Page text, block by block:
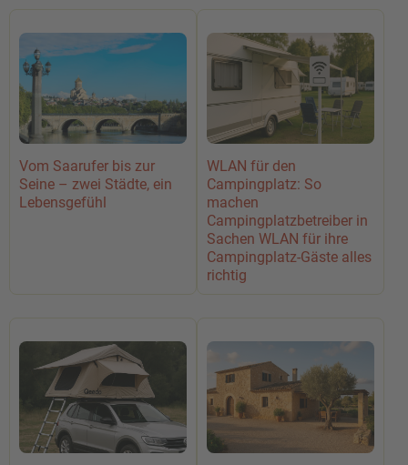
Vom Saarufer bis zur
Seine – zwei Städte, ein
Lebensgefühl
WLAN für den
Campingplatz: So
machen
Campingplatzbetreiber in
Sachen WLAN für ihre
Campingplatz-Gäste alles
richtig